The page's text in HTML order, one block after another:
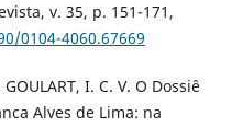
v. 35, p. 151-171,
0104-4060.67669
GOULART, I. C. V. O Dossiê
Alves de Lima: na